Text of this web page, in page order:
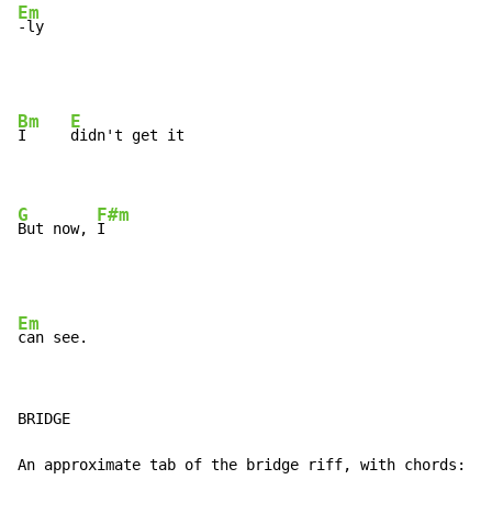
Em
Bm
I
E
didn't get it
G
But now,
F#m
I
Em
BRIDGE
An approximate tab of the bridge riff, with chords: